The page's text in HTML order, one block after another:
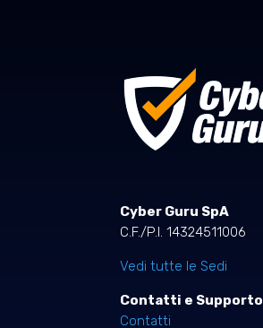
Cyber Guru SpA
C.F./P.I. 14324511006
Vedi tutte le Sedi
Contatti e Supporto
Contatti